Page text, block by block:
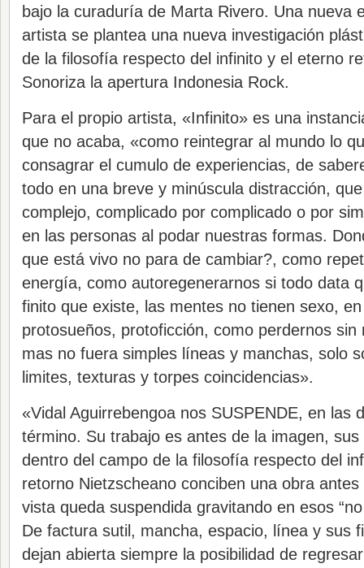
bajo la curaduría de Marta Rivero. Una nueva
artista se plantea una nueva investigación
de la filosofía respecto del infinito y el eterno
Sonoriza la apertura Indonesia Rock.
Para el propio artista, «Infinito» es una
que no acaba, «como reintegrar al mundo lo
consagrar el cumulo de experiencias, de
todo en una breve y minúscula distracción,
complejo, complicado por complicado o por
en las personas al podar nuestras formas.
que está vivo no para de cambiar?, como
energía, como autoregenerarnos si todo data
finito que existe, las mentes no tienen sexo,
protosueños, protoficción, como perdernos sin
mas no fuera simples líneas y manchas, solo
limites, texturas y torpes coincidencias».
«Vidal Aguirrebengoa nos SUSPENDE, en las
término. Su trabajo es antes de la imagen, sus
dentro del campo de la filosofía respecto del
retorno Nietzscheano conciben una obra
vista queda suspendida gravitando en esos
De factura sutil, mancha, espacio, línea y sus
dejan abierta siempre la posibilidad de